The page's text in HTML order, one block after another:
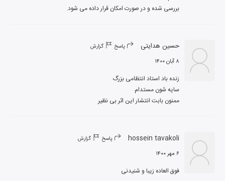
بررسی شده و در صورت امکان قرار داده می شود.
حسین هدایتی پاسخ گزارش
۸ آبان ۱۴۰۰
ممنون بابت انتشار این اثر بی نظیر
hossein tavakoli پاسخ گزارش
۶ مهر ۱۴۰۰
فوق العاده زیبا و شنیدنی